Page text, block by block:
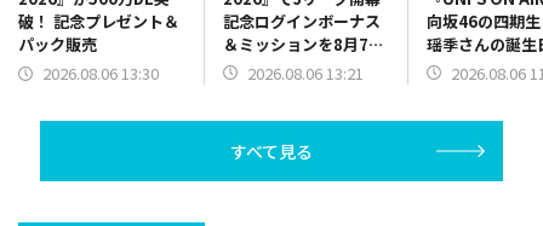
破！ 記念プレゼント＆
パック販売
2026.08.06 13:30
記念ログインボーナス
＆ミッションを8月7日
13時より開催
2026.08.06 13:21
向坂46の四期
瑶季さんの誕生
念した「誕生日
2026.08.06
すべて見る